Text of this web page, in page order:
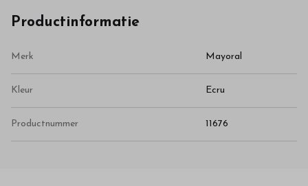
Productinformatie
Merk Mayoral
Kleur Ecru
Productnummer 11676